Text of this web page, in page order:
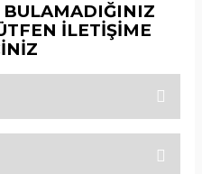
İLETİŞİME